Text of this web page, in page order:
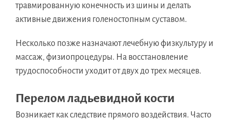
травмированную конечность из шины и делать
активные движения голеностопным суставом.
Несколько позже назначают лечебную физкультуру и
массаж, физиопроцедуры. На восстановление
трудоспособности уходит от двух до трех месяцев.
Перелом ладьевидной кости
Возникает как следствие прямого воздействия. Часто